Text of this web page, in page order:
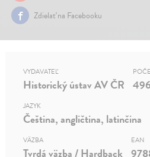
Zdielať na Facebooku
VYDAVATEĽ
Historický ústav AV ČR 496
JAZYK
Čeština, angličtina, latinčina
VÄZBA
Tvrdá väzba / Hardback
EAN